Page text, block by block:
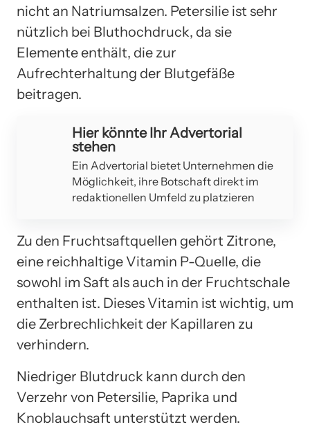
nicht an Natriumsalzen. Petersilie ist sehr
nützlich bei Bluthochdruck, da sie
Elemente enthält, die zur
Aufrechterhaltung der Blutgefäße
beitragen.
Hier könnte Ihr Advertorial
stehen
Ein Advertorial bietet Unternehmen die
Möglichkeit, ihre Botschaft direkt im
redaktionellen Umfeld zu platzieren
Zu den Fruchtsaftquellen gehört Zitrone,
eine reichhaltige Vitamin P-Quelle, die
sowohl im Saft als auch in der Fruchtschale
enthalten ist. Dieses Vitamin ist wichtig, um
die Zerbrechlichkeit der Kapillaren zu
verhindern.
Niedriger Blutdruck kann durch den
Verzehr von Petersilie, Paprika und
Knoblauchsaft unterstützt werden.